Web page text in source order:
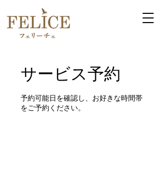
サービス予約
予約可能日を確認し、お好きな時間帯
をご予約ください。